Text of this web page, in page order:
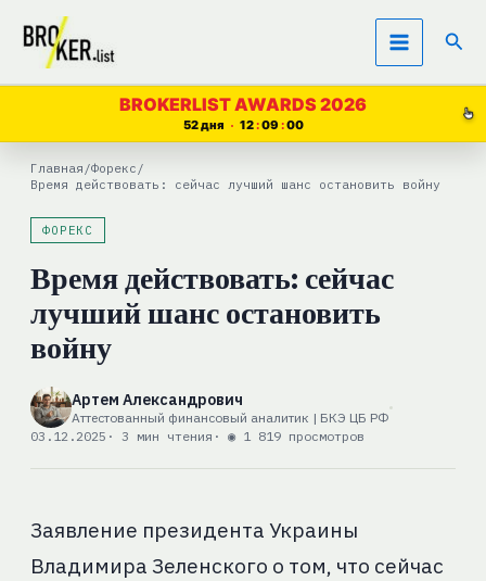
Перейти
содержимому
BROKERLIST AWARDS 2026
52 дня 12 08 59
Главная /Форекс /
Время действовать: сейчас лучший шанс остановить войну
ФОРЕКС
Время действовать: сейчас
лучший шанс остановить
войну
Артем Александрович
Аттестованный финансовый аналитик | БКЭ ЦБ РФ
03.12.2025 · 3 мин чтения · ◉ 1 819 просмотров
Заявление президента Украины
Владимира Зеленского о том, что сейчас